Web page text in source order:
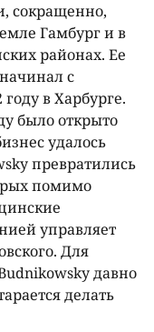
сокращенно,
Гамбург и в
районах. Ее
с
в Харбурге.
было открыто
удалось
превратились
помимо
управляет
Для
давно
делать